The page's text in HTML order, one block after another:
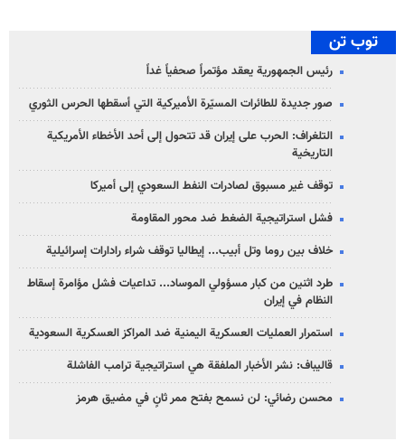
توب تن
رئيس الجمهورية يعقد مؤتمراً صحفياً غداً
صور جديدة للطائرات المسيّرة الأميركية التي أسقطها الحرس الثوري
التلغراف: الحرب على إيران قد تتحول إلى أحد الأخطاء الأمريكية
التاريخية
توقف غير مسبوق لصادرات النفط السعودي إلى أميركا
فشل استراتيجية الضغط ضد محور المقاومة
خلاف بين روما وتل أبيب... إيطاليا توقف شراء رادارات إسرائيلية
طرد اثنين من كبار مسؤولي الموساد... تداعيات فشل مؤامرة إسقاط
النظام في إيران
استمرار العمليات العسكرية اليمنية ضد المراكز العسكرية السعودية
قاليباف: نشر الأخبار الملفقة هي استراتيجية ترامب الفاشلة
محسن رضائي: لن نسمح بفتح ممر ثانٍ في مضيق هرمز